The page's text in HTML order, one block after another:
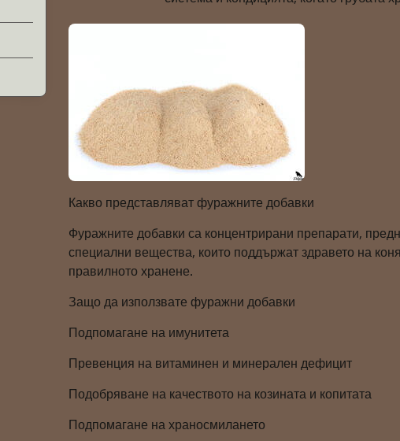
Какво представляват фуражните добавки
Фуражните добавки са концентрирани препарати,
специални вещества, които поддържат здравето на
правилното хранене.
Защо да използвате фуражни добавки
Подпомагане на имунитета
Превенция на витаминен и минерален дефицит
Подобряване на качеството на козината и копитата
Подпомагане на храносмилането